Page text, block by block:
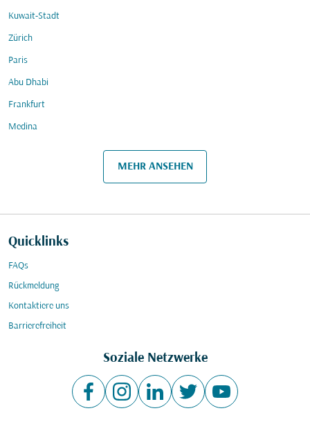
Kuwait-Stadt
Zürich
Paris
Abu Dhabi
Frankfurt
Medina
MEHR ANSEHEN
Quicklinks
FAQs
Rückmeldung
Kontaktiere uns
Barrierefreiheit
Soziale Netzwerke